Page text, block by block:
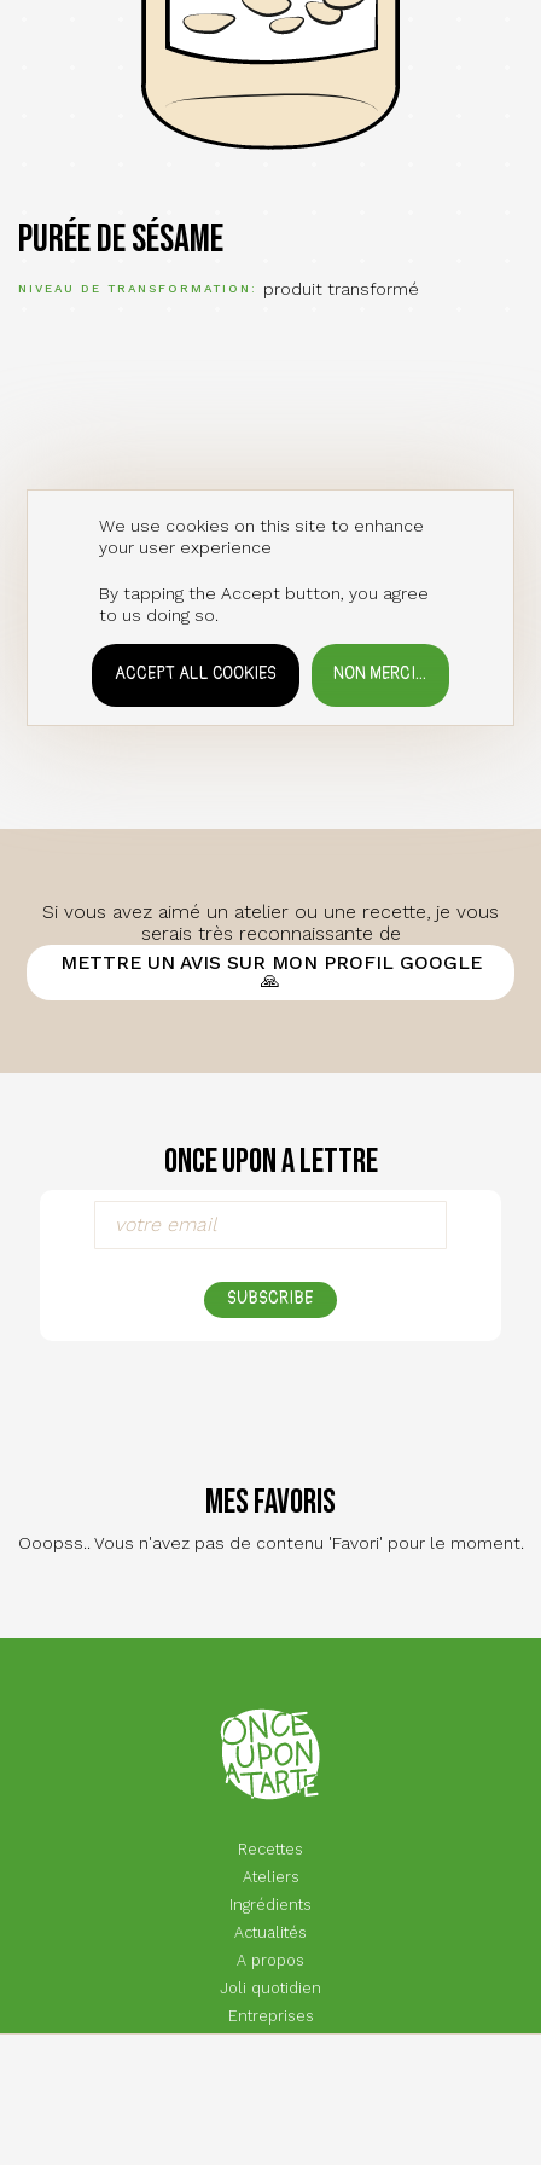
Purée de sésame
NIVEAU DE TRANSFORMATION produit transformé
Si vous avez aimé un atelier ou une recette, je vous
serais très reconnaissante de
METTRE UN AVIS SUR MON PROFIL GOOGLE
🙏
Once Upon a Lettre
SUBSCRIBE
Mes favoris
Ooopss.. Vous n'avez pas de contenu 'Favori' pour le moment.
Recettes
Ateliers
Ingrédients
Actualités
A propos
Joli quotidien
Entreprises
We use cookies on this site to enhance
your user experience
By tapping the Accept button, you agree
to us doing so.
NON MERCI...
ACCEPT ALL COOKIESWITHDRAW CONSENT